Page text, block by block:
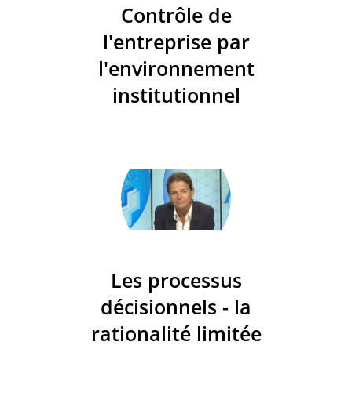
Contrôle de
l'entreprise par
l'environnement
institutionnel
Les processus
décisionnels - la
rationalité limitée